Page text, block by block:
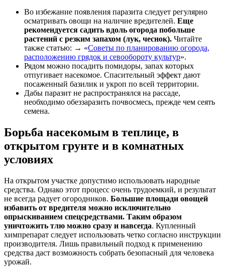
Во избежание появления паразита следует регулярно
осматривать овощи на наличие вредителей. Еще
рекомендуется садить вдоль огорода побольше
растений с резким запахом (лук, чеснок). Читайте
также статью: → «Советы по планированию огорода,
расположению грядок и севообороту культур».
Рядом можно посадить помидоры, запах которых
отпугивает насекомое. Спасительный эффект дают
посаженный базилик и укроп по всей территории.
Дабы паразит не распространялся на рассаде,
необходимо обеззаразить почвосмесь, прежде чем сеять
семена.
Борьба насекомым в теплице, в
открытом грунте и в комнатных
условиях
На открытом участке допустимо использовать народные
средства. Однако этот процесс очень трудоемкий, и результат
не всегда радует огородников. Большие площади овощей
избавить от вредителя можно исключительно
опрыскиванием спецсредствами. Таким образом
уничтожить тлю можно сразу и навсегда. Купленный
химпрепарат следует использовать четко согласно инструкции
производителя. Лишь правильный подход к применению
средства даст возможность собрать безопасный для человека
урожай.